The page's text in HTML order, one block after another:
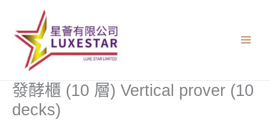
發酵櫃 (10 層) Vertical prover (10
decks)